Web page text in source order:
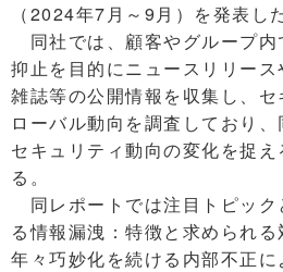
（2024年7月～9月）を発表した
同社では、顧客やグループ内
抑止を目的にニュースリリース
雑誌等の公開情報を収集し、
ローバル動向を調査しており
セキュリティ動向の変化を捉
る。
同レポートでは注目トピック
る情報漏洩：特徴と求められる
年々巧妙化を続ける内部不正